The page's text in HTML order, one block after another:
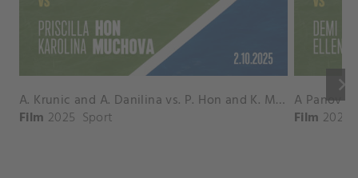
keyboard_arrow_right
A. Krunic and A. Danilina vs. P. Hon and K. Muchova Match Highlights - BEIJING_Capital Group Diamond ( October 02, 2025)
Film 2025 Sport Film 2026